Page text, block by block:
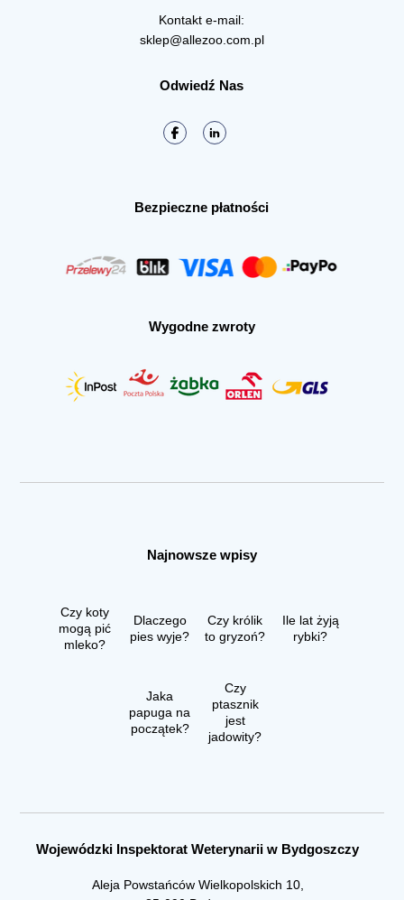
Kontakt e-mail:
sklep@allezoo.com.pl
Odwiedź Nas
Bezpieczne płatności
Wygodne zwroty
Najnowsze wpisy
Czy koty
mogą pić
mleko?
Dlaczego
pies wyje?
Czy królik
to gryzoń?
Ile lat żyją
rybki?
Jaka
papuga na
początek?
Czy
ptasznik
jest
jadowity?
Wojewódzki Inspektorat Weterynarii w Bydgoszczy
Aleja Powstańców Wielkopolskich 10,